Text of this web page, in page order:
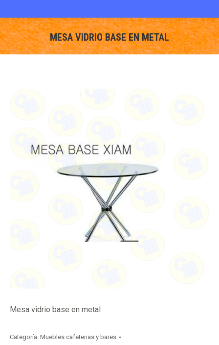
MESA VIDRIO BASE EN METAL
You are here:
Mesa vidrio base en metal
Categoría: Muebles cafeterias y bares